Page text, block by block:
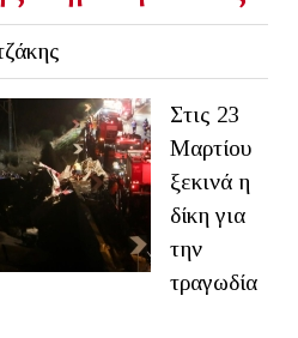
Στις 23
Μαρτίου
ξεκινά η
δίκη για
την
τραγωδία